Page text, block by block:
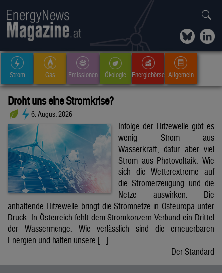
Strom Gas Emissionen Ökologie Energiebörse Allgemein
Droht uns eine Stromkrise?
6. August 2026
Infolge der Hitzewelle gibt es
wenig Strom aus
Wasserkraft, dafür aber viel
Strom aus Photovoltaik. Wie
sich die Wetterextreme auf
die Stromerzeugung und die
Netze auswirken. Die
anhaltende Hitzewelle bringt die Stromnetze in Osteuropa unter
Druck. In Österreich fehlt dem Stromkonzern Verbund ein Drittel
der Wassermenge. Wie verlässlich sind die erneuerbaren
Energien und halten unsere […]
Der Standard